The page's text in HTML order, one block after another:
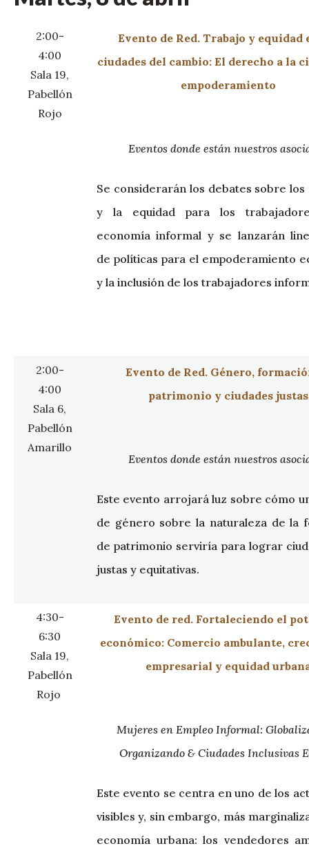
2:00-
4:00
Sala 19,
Pabellón
Rojo
Evento de Red. Trabajo y equidad
ciudades del cambio: El derecho a la
empoderamiento
Eventos donde están nuestros
Se considerarán los debates sobre los
y la equidad para los
economía informal y se lanzarán
de políticas para el empoderamiento
y la inclusión de los trabajadores
2:00-
4:00
Sala 6,
Pabellón
Amarillo
Evento de Red. Género,
patrimonio y ciudades justas
Eventos donde están nuestros
Este evento arrojará luz sobre cómo
de género sobre la naturaleza de la
de patrimonio serviría para lograr
justas y equitativas.
4:30-
6:30
Sala 19,
Pabellón
Rojo
Evento de red. Fortaleciendo el
económico: Comercio ambulante,
empresarial y equidad
Mujeres en Empleo Informal:
Organizando & Ciudades Inclusivas
Este evento se centra en uno de los
visibles y, sin embargo, más
economía urbana: los vendedores